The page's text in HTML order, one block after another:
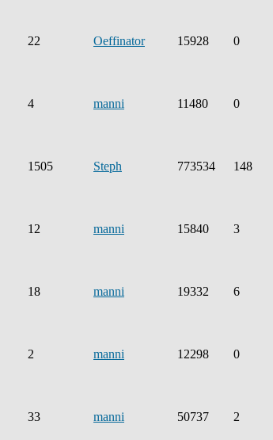
22 Oeffinator 15928 0
4 manni 11480 0
1505 Steph 773534 148
12 manni 15840 3
18 manni 19332 6
2 manni 12298 0
33 manni 50737 2